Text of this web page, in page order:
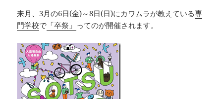
来月、3月の6日(金)～8日(日)にカワムラが教えている専
門学校で 「卒祭」 ってのが開催されます。